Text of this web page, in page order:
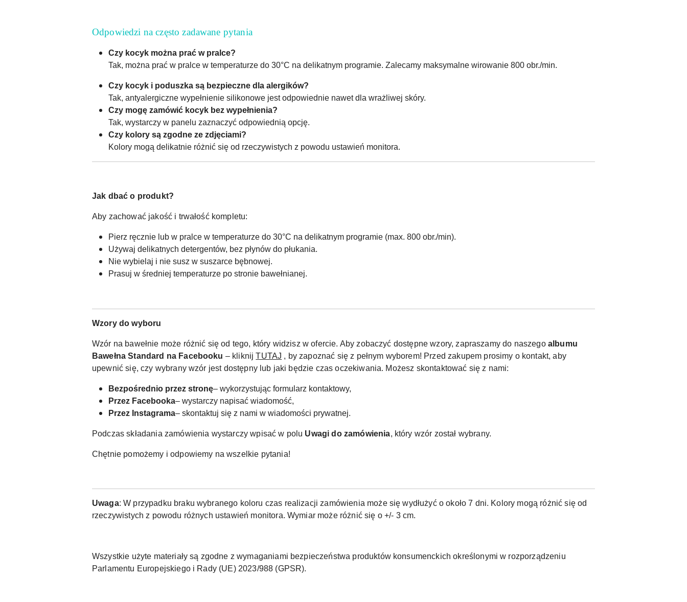
Odpowiedzi na często zadawane pytania
Czy kocyk można prać w pralce?
Tak, można prać w pralce w temperaturze do 30°C na delikatnym programie. Zalecamy maksymalne wirowanie 800 obr./min.
Czy kocyk i poduszka są bezpieczne dla alergików?
Tak, antyalergiczne wypełnienie silikonowe jest odpowiednie nawet dla wrażliwej skóry.
Czy mogę zamówić kocyk bez wypełnienia?
Tak, wystarczy w panelu zaznaczyć odpowiednią opcję.
Czy kolory są zgodne ze zdjęciami?
Kolory mogą delikatnie różnić się od rzeczywistych z powodu ustawień monitora.
Jak dbać o produkt?
Aby zachować jakość i trwałość kompletu:
Pierz ręcznie lub w pralce w temperaturze do 30°C na delikatnym programie (max. 800 obr./min).
Używaj delikatnych detergentów, bez płynów do płukania.
Nie wybielaj i nie susz w suszarce bębnowej.
Prasuj w średniej temperaturze po stronie bawełnianej.
Wzory do wyboru
Wzór na bawełnie może różnić się od tego, który widzisz w ofercie. Aby zobaczyć dostępne wzory, zapraszamy do naszego albumu
Bawełna Standard na Facebooku – kliknijTUTAJ , by zapoznać się z pełnym wyborem! Przed zakupem prosimy o kontakt, aby
upewnić się, czy wybrany wzór jest dostępny lub jaki będzie czas oczekiwania. Możesz skontaktować się z nami:
Bezpośrednio przez stronę– wykorzystując formularz kontaktowy,
Przez Facebooka– wystarczy napisać wiadomość,
Przez Instagrama– skontaktuj się z nami w wiadomości prywatnej.
Podczas składania zamówienia wystarczy wpisać w polu Uwagi do zamówienia, który wzór został wybrany.
Chętnie pomożemy i odpowiemy na wszelkie pytania!
Uwaga: W przypadku braku wybranego koloru czas realizacji zamówienia może się wydłużyć o około 7 dni. Kolory mogą różnić się od
rzeczywistych z powodu różnych ustawień monitora. Wymiar może różnić się o +/- 3 cm.
Wszystkie użyte materiały są zgodne z wymaganiami bezpieczeństwa produktów konsumenckich określonymi w rozporządzeniu
Parlamentu Europejskiego i Rady (UE) 2023/988 (GPSR).